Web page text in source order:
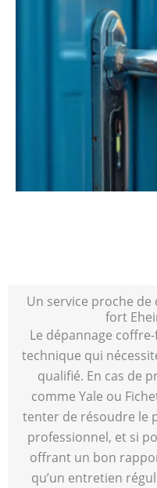
Un service proche de
fort
Le dépannage
technique qui
qualifié. En cas de
comme Yale ou
tenter de résoudre le
professionnel, et si
offrant un bon
qu’un entretien